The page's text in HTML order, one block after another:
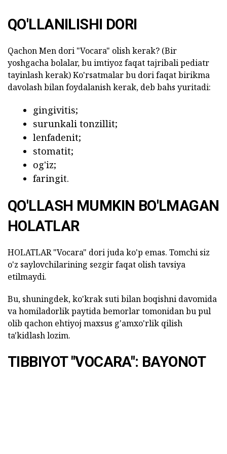
QO'LLANILISHI DORI
Qachon Men dori "Vocara" olish kerak? (Bir
yoshgacha bolalar, bu imtiyoz faqat tajribali pediatr
tayinlash kerak) Ko'rsatmalar bu dori faqat birikma
davolash bilan foydalanish kerak, deb bahs yuritadi:
gingivitis;
surunkali tonzillit;
lenfadenit;
stomatit;
og'iz;
faringit.
QO'LLASH MUMKIN BO'LMAGAN
HOLATLAR
HOLATLAR "Vocara" dori juda ko'p emas. Tomchi siz
o'z saylovchilarining sezgir faqat olish tavsiya
etilmaydi.
Bu, shuningdek, ko'krak suti bilan boqishni davomida
va homiladorlik paytida bemorlar tomonidan bu pul
olib qachon ehtiyoj maxsus g'amxo'rlik qilish
ta'kidlash lozim.
TIBBIYOT "VOCARA": BAYONOT